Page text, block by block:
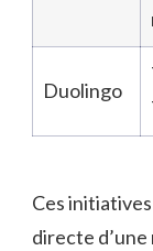
Duolingo
Ces
directe